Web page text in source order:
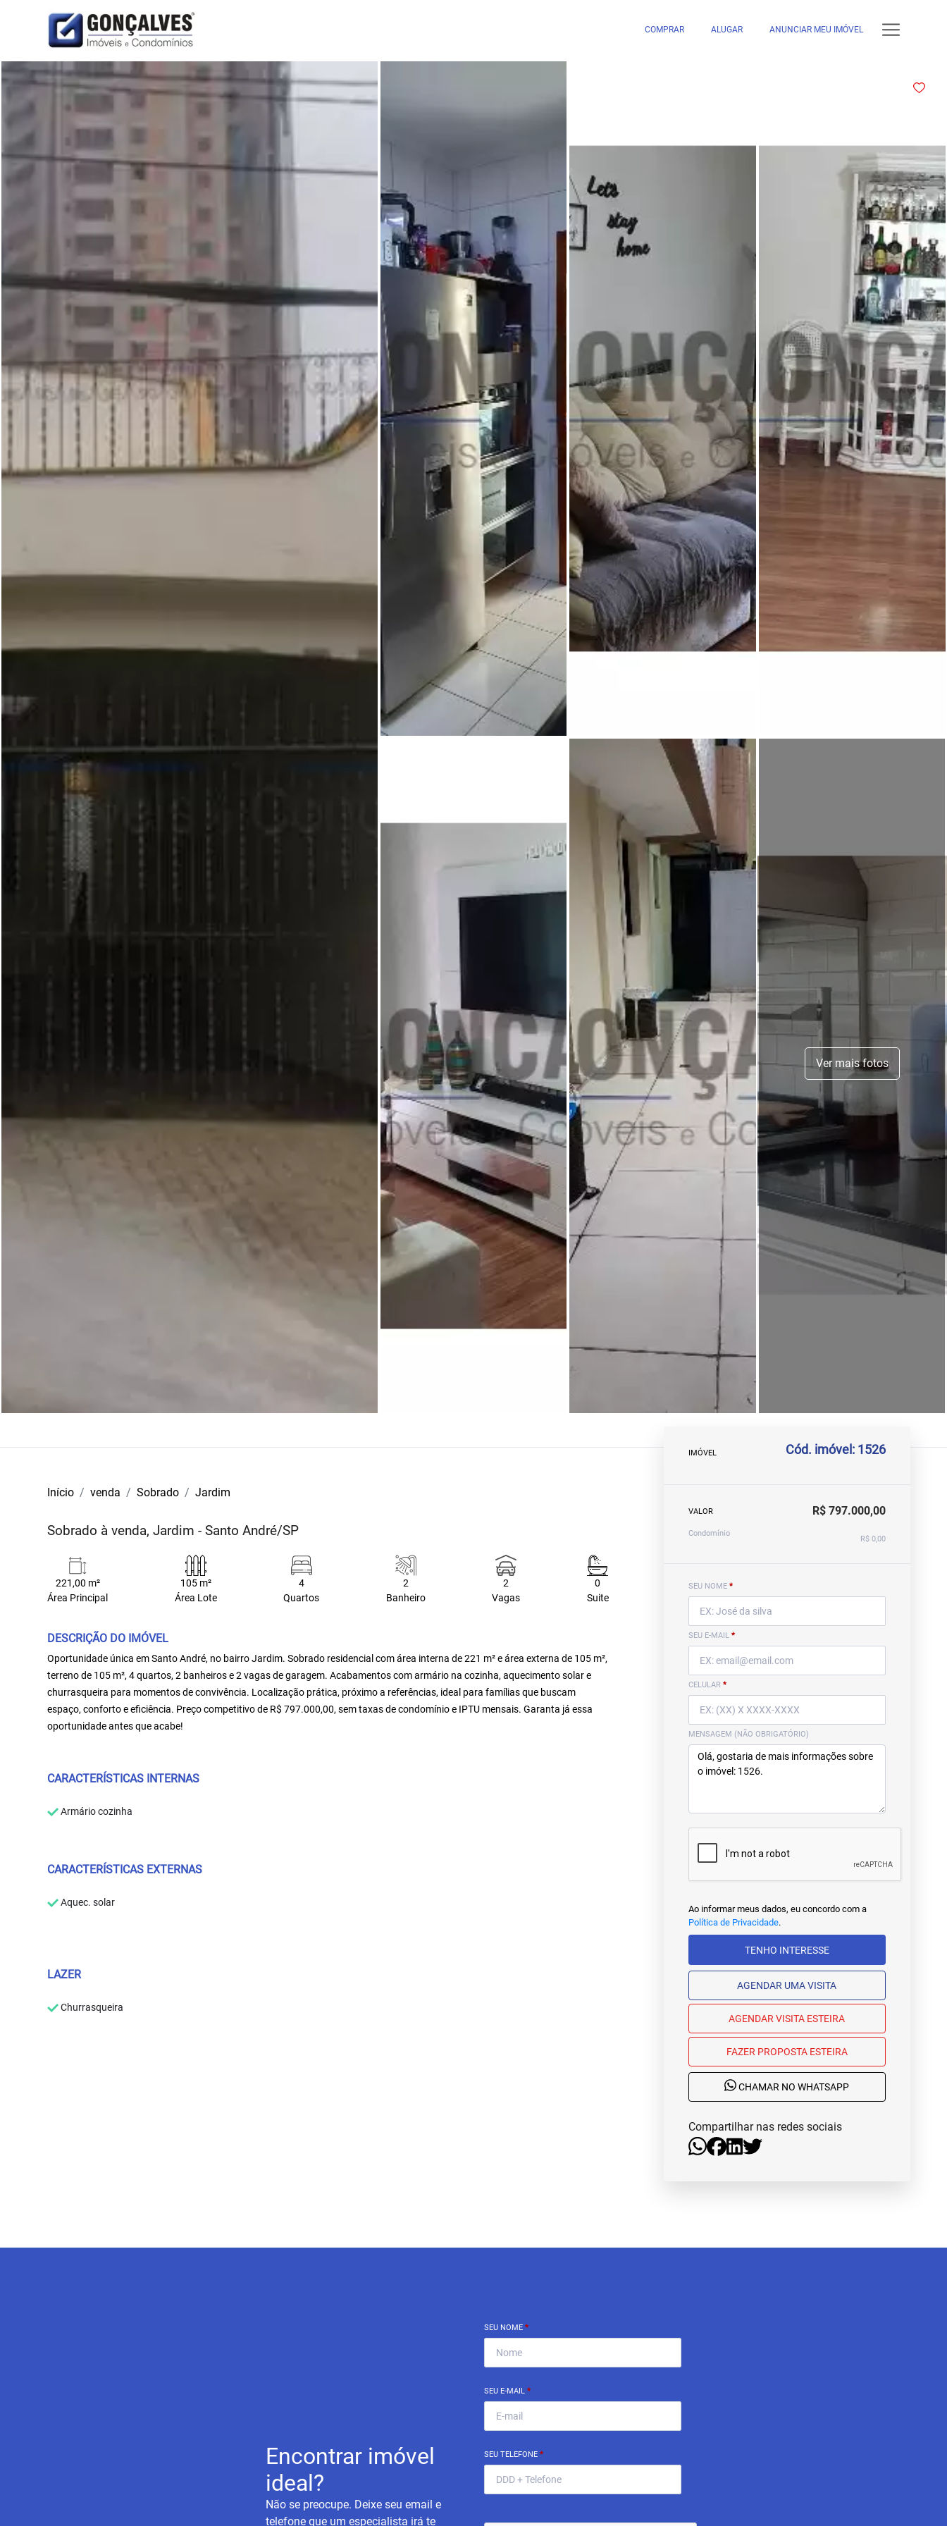
COMPRAR ALUGAR ANUNCIAR MEU IMÓVEL
Ver mais fotos
Início venda Sobrado Jardim
Sobrado à venda, Jardim - Santo André/SP
221,00 m²
Área Principal
105 m²
Área Lote
4
Quartos
2
Banheiro
2
Vagas
0
Suite
DESCRIÇÃO DO IMÓVEL
Oportunidade única em Santo André, no bairro Jardim. Sobrado residencial com área interna de 221 m² e área externa de 105 m²,
terreno de 105 m², 4 quartos, 2 banheiros e 2 vagas de garagem. Acabamentos com armário na cozinha, aquecimento solar e
churrasqueira para momentos de convivência. Localização prática, próximo a referências, ideal para famílias que buscam
espaço, conforto e eficiência. Preço competitivo de R$ 797.000,00, sem taxas de condomínio e IPTU mensais. Garanta já essa
oportunidade antes que acabe!
CARACTERÍSTICAS INTERNAS
Armário cozinha
CARACTERÍSTICAS EXTERNAS
Aquec. solar
LAZER
Churrasqueira
IMÓVEL Cód. imóvel: 1526
VALOR R$ 797.000,00
Condomínio
R$ 0,00
SEU NOME *
SEU E-MAIL *
CELULAR *
MENSAGEM (NÃO OBRIGATÓRIO)
Ao informar meus dados, eu concordo com a
Política de Privacidade.
TENHO INTERESSE
AGENDAR UMA VISITA
AGENDAR VISITA ESTEIRA
FAZER PROPOSTA ESTEIRA
CHAMAR NO WHATSAPP
Compartilhar nas redes sociais
Encontrar imóvel
ideal?
Não se preocupe. Deixe seu email e
telefone que um especialista irá te
SEU NOME *
SEU E-MAIL *
SEU TELEFONE *